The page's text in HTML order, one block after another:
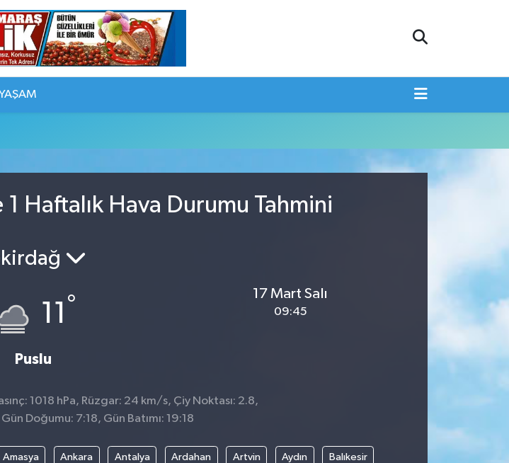
1 Haftalık Hava Durumu Tahmini
11 °
Puslu
17 Mart Salı
09:45
1018 hPa, Rüzgar: 24 km/s, Çiy Noktası: 2.8,
Doğumu: 7:18, Gün Batımı: 19:18
Amasya Ankara Antalya Ardahan Artvin Aydın Balıkesir